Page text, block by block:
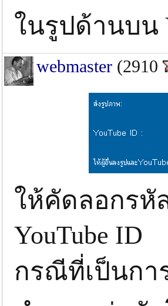
ในรูปด้านบน
webmaster (2910
ให้คัดลอกรหั
YouTube ID
กรณีที่เป็นกา